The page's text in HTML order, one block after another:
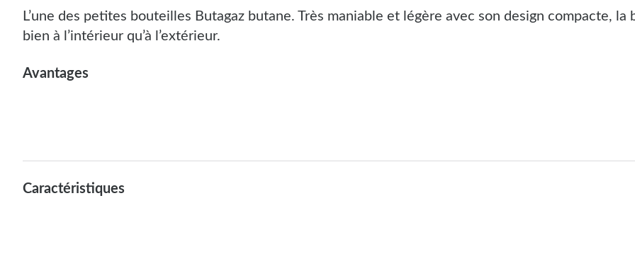
L’une des petites bouteilles Butagaz butane. Très maniable et légère avec son design compacte, la
bien à l’intérieur qu’à l’extérieur.
Avantages
Caractéristiques